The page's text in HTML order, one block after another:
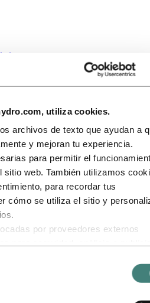
utiliza cookies.
archivos de texto que ayudan a
y mejoran tu experiencia.
para permitir el
sitio web. También utilizamos
para recordar tus
cómo se utiliza el sitio y
por proveedores externos
información que les hayas
recopilado a través de tu uso de
como responsable de una